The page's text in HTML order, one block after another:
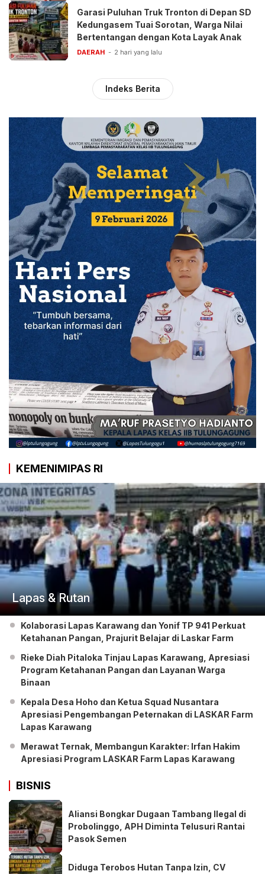
Garasi Puluhan Truk Tronton di Depan SD
Kedungasem Tuai Sorotan, Warga Nilai
Bertentangan dengan Kota Layak Anak
DAERAH 2 hari yang lalu
Indeks Berita
KEMENIMIPAS RI
Lapas & Rutan
Kolaborasi Lapas Karawang dan Yonif TP 941 Perkuat
Ketahanan Pangan, Prajurit Belajar di Laskar Farm
Rieke Diah Pitaloka Tinjau Lapas Karawang, Apresiasi
Program Ketahanan Pangan dan Layanan Warga
Binaan
Kepala Desa Hoho dan Ketua Squad Nusantara
Apresiasi Pengembangan Peternakan di LASKAR Farm
Lapas Karawang
Merawat Ternak, Membangun Karakter: Irfan Hakim
Apresiasi Program LASKAR Farm Lapas Karawang
BISNIS
Aliansi Bongkar Dugaan Tambang Ilegal di
Probolinggo, APH Diminta Telusuri Rantai
Pasok Semen
Diduga Terobos Hutan Tanpa Izin, CV